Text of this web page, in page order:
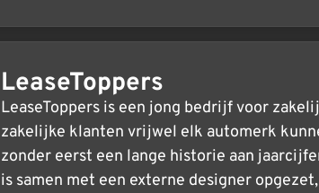
LeaseToppers
LeaseToppers is een jong bedrijf voor
zakelijke klanten vrijwel elk automerk
zonder eerst een lange historie aan
is samen met een externe designer